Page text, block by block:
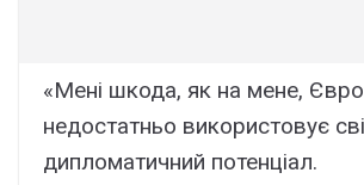
«Мені шкода, як на мене,
недостатньо використовує
дипломатичний потенціал.